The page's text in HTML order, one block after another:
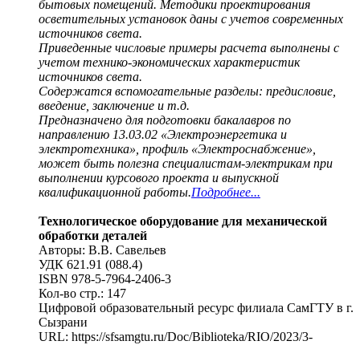
бытовых помещений. Методики проектирования
осветительных установок даны с учетов современных
источников света.
Приведенные числовые примеры расчета выполнены с
учетом технико-экономических характеристик
источников света.
Содержатся вспомогательные разделы: предисловие,
введение, заключение и т.д.
Предназначено для подготовки бакалавров по
направлению 13.03.02 «Электроэнергетика и
электротехника», профиль «Электроснабжение»,
может быть полезна специалистам-электрикам при
выполнении курсового проекта и выпускной
квалификационной работы.Подробнее...
Технологическое оборудование для механической
обработки деталей
Авторы: В.В. Савельев
УДК 621.91 (088.4)
ISBN 978-5-7964-2406-3
Кол-во стр.: 147
Цифровой образовательный ресурс филиала СамГТУ в г.
Сызрани
URL: https://sfsamgtu.ru/Doc/Biblioteka/RIO/2023/3-